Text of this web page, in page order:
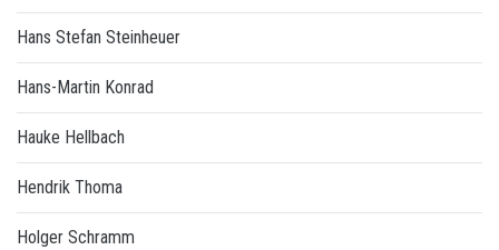
Hans Stefan Steinheuer
Hans-Martin Konrad
Hauke Hellbach
Hendrik Thoma
Holger Schramm